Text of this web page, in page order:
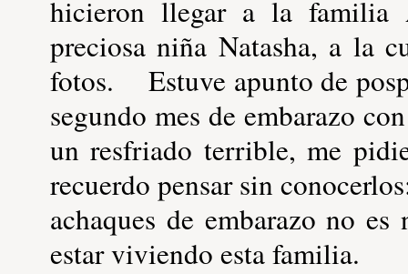
hicieron llegar a la familia
preciosa niña Natasha, a la
fotos. Estuve apunto de
segundo mes de embarazo
un resfriado terrible, me
recuerdo pensar sin
achaques de embarazo no
estar viviendo esta familia.